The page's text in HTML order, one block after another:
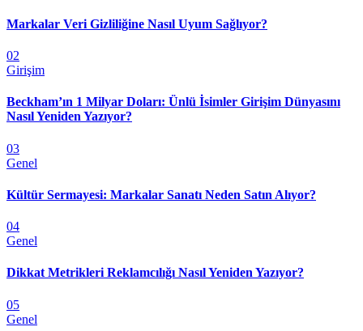
Markalar Veri Gizliliğine Nasıl Uyum Sağlıyor?
02
Girişim
Beckham’ın 1 Milyar Doları: Ünlü İsimler Girişim Dünyasını
Nasıl Yeniden Yazıyor?
03
Genel
Kültür Sermayesi: Markalar Sanatı Neden Satın Alıyor?
04
Genel
Dikkat Metrikleri Reklamcılığı Nasıl Yeniden Yazıyor?
05
Genel